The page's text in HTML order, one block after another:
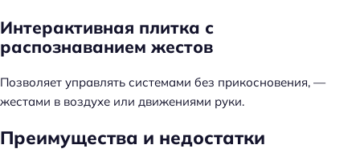
Интерактивная плитка с
распознаванием жестов
Позволяет управлять системами без прикосновения, —
жестами в воздухе или движениями руки.
Преимущества и недостатки